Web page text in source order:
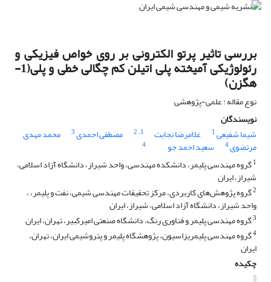
بررسی تاثیر پرتو الکترونی بر روی خواص فیزیکی و
رئولوژیکی آمیخته پلی اتیلن کم چگالی خطی و پلی(1-
هگزن)
نوع مقاله : علمی-پژوهشی
نویسندگان
شیما شفیعی1 غلامرضا نجابت 1، 2 مصطفی احمدی3 محمد مهدی
مرتضوی4 سعید احمد جو
4
1گروه مهندسی پلیمر، دانشکده مهندسی، واحد شیراز، دانشگاه آزاد اسلامی،
شیراز، ایران
2گروه پژوهش‌های کاربردی، مرکز تحقیقات مهندسی شیمی، نفت و پلیمر، ،
واحد شیراز، دانشگاه آزاد اسلامی، شیراز، ایران
3گروه مهندسی پلیمر و فناوری رنگ، دانشگاه صنعتی امیرکبیر، تهران، ایران
4گروه مهندسی پلیمریزاسیون، پژوهشگاه پلیمر و پتروشیمی ایران، تهران،
ایران
چکیده